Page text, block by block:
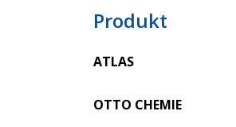
Produkt
ATLAS
OTTO CHEMIE